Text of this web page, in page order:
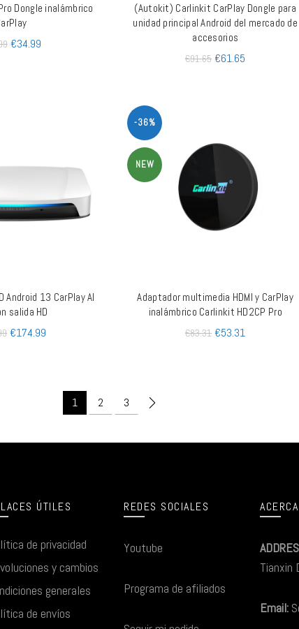
AL CARRITO
Dongle inalámbrico
€34.99
AÑADIR AL CARRITO
(Autokit) Carlinkit CarPlay Dongle para
unidad principal Android del mercado de
accesorios
€91.65 €61.65
AL CARRITO
Android 13 CarPlay AI
salida HD
€174.99
-36%
NEW
AÑADIR AL CARRITO
Adaptador multimedia HDMI y CarPlay
inalámbrico Carlinkit HD2CP Pro
€83.31 €53.31
1 2 3
ÚTILES
de privacidad
y cambios
generales
de envíos
REDES SOCIALES
Youtube
Programa de afiliados
Tianxin
Email: